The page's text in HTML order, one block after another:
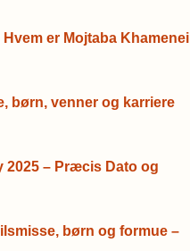
er Mojtaba Khamenei
børn, venner og karriere
2025 – Præcis Dato og
børn og formue –